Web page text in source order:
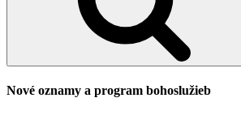
Nové oznamy a program bohoslužieb